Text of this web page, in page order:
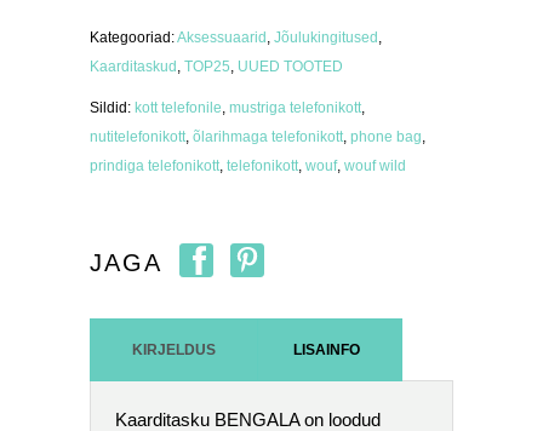
Kategooriad:Aksessuaarid , Jõulukingitused ,
Kaarditaskud , TOP25, UUED TOOTED
Sildid: kott telefonile, mustriga telefonikott,
nutitelefonikott, õlarihmaga telefonikott, phone bag,
prindiga telefonikott, telefonikott, wouf, wouf wild
JAGA
KIRJELDUS LISAINFO
Kaarditasku BENGALA on loodud